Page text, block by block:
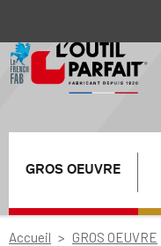
GROS OEUVRE
Accueil GROS OEUVRE